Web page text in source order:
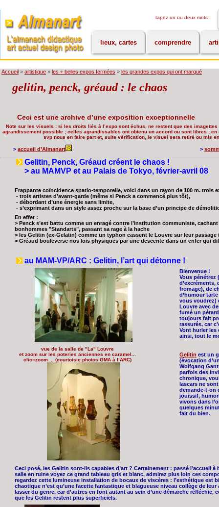
tapez un ou deux mots :
lieux, cartes comprendre
Accueil » artistique » les + belles expos fermées » les grandes expos qui ont marqué
gelitin, penck, gréaud : le chaos
Ceci est une archive d’une exposition exceptionnelle
Note sur les visuels : si les droits liés à l’expo sont échus, ne restent que des
agrandissement possible ; celles agrandissables ont obtenu un accord ou sont libres ;
svp nous en faire part et, suite vérification, le visuel sera retiré ou mis
> accueil d’Almanart >
Gelitin, Penck, Gréaud créent le chaos !
> au MAMVP et au Palais de Tokyo, février-avril 08
Frappante coïncidence spatio-temporelle, voici dans un rayon de 100 m. trois
- trois artistes d’avant-garde (même si Penck a commencé plus tôt),
- débordant d’une énergie sans limite,
- s’exprimant dans un style assez proche sur la base d’un principe de
En effet :
> Penck s’est battu comme un enragé contre l’institution communiste,
bonhommes "Standarts", passant sa rage à la hache
> les Gelitin (ex-Gelatin) comme un typhon cassent le Louvre sur leur
> Gréaud bouleverse nos lois physiques par une descente dans un enfer qui
au MAM-VP/ARC : Gelitin, l’art qui détonne !
vue de la salle de "La" Louvre
et zoom sur les poteries anciennes en caramel...
clic=zoom ... (courtoisie photos GMA à l’ARC)
Bienvenue !
Vous pénétrez
d’excréments,
fromage), de
d’humour
vous voudrez)
Louvre avec
fumé un
toujours fait
rassurés, car
Vont hurler les
ainsi, tout le
Gelitin est un
(évocation
Wolfgang
parfois des
chronique,
lascars ne
demande-t-on
jouissif,
vivons dans
quelques
fait du bien.
Ceci posé, les Gelitin sont-ils capables d’art ? Certainement : passé l’accueil à
salle en ruine voyez ce grand tableau gris et blanc, admirez plus loin ces
regardez cette lumineuse installation de bocaux de viscères : l’esthétique est
chaotique n’est qu’une facette fantastique et blagueuse niveau collège de
lasser du genre, car d’autres en font autant au sein d’une démarche réfléchie,
que les Gelitin restent plus superficiels.